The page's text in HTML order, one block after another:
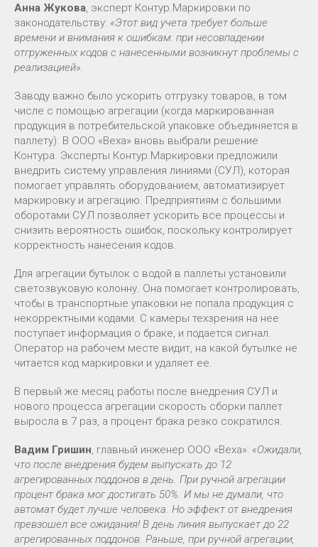
Анна Жукова , эксперт Контур.Маркировки по
законодательству: «Этот вид учета требует больше
времени и внимания к ошибкам: при несовпадении
отгруженных кодов с нанесенными возникнут проблемы с
реализацией».
Заводу важно было ускорить отгрузку товаров, в том
числе с помощью агрегации (когда маркированная
продукция в потребительской упаковке объединяется в
паллету). В ООО «Веха» вновь выбрали решение
Контура. Эксперты Контур.Маркировки предложили
внедрить систему управления линиями (СУЛ), которая
помогает управлять оборудованием, автоматизирует
маркировку и агрегацию. Предприятиям с большими
оборотами СУЛ позволяет ускорить все процессы и
снизить вероятность ошибок, поскольку контролирует
корректность нанесения кодов.
Для агрегации бутылок с водой в паллеты установили
светозвуковую колонну. Она помогает контролировать,
чтобы в транспортные упаковки не попала продукция с
некорректными кодами. С камеры техзрения на нее
поступает информация о браке, и подается сигнал.
Оператор на рабочем месте видит, на какой бутылке не
читается код маркировки и удаляет ее.
В первый же месяц работы после внедрения СУЛ и
нового процесса агрегации скорость сборки паллет
выросла в 7 раз, а процент брака резко сократился.
Вадим Гришин, главный инженер ООО «Веха»: «Ожидали,
что после внедрения будем выпускать до 12
агрегированных поддонов в день. При ручной агрегации
процент брака мог достигать 50%. И мы не думали, что
автомат будет лучше человека. Но эффект от внедрения
превзошел все ожидания! В день линия выпускает до 22
агрегированных поддонов. Раньше, при ручной агрегации,